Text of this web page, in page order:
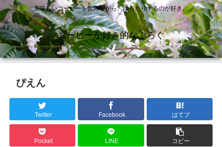
美味しいコーヒーを飲みながら、ゆったりするのが好き。
コーヒーが好き的なぶろぐ
ぴえん
Twitter Facebook はてブ
Pocket LINE コピー